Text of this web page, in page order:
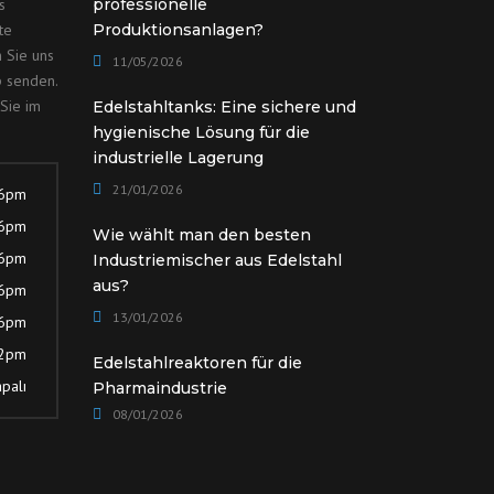
Sie uns
senden.
im
professionelle
Produktionsanlagen?
11/05/2026
Edelstahltanks: Eine sichere und
hygienische Lösung für die
industrielle Lagerung
21/01/2026
Wie wählt man den besten
Industriemischer aus Edelstahl
aus?
13/01/2026
Edelstahlreaktoren für die
Pharmaindustrie
08/01/2026